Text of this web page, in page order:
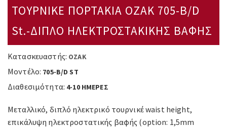
ΤΟΥΡΝΙΚΕ ΠΟΡΤΑΚΙΑ OZAK 705-Β/D
St.-ΔΙΠΛΟ ΗΛΕΚΤΡΟΣΤΑΚΙΚΗΣ ΒΑΦΗΣ
Κατασκευαστής: OZAK
Μοντέλο: 705-B/D ST
Διαθεσιμότητα: 4-10 ΗΜΕΡΕΣ
Μεταλλικό, διπλό ηλεκτρικό τουρνικέ waist height,
επικάλυψη ηλεκτροστατικής βαφής (option: 1,5mm